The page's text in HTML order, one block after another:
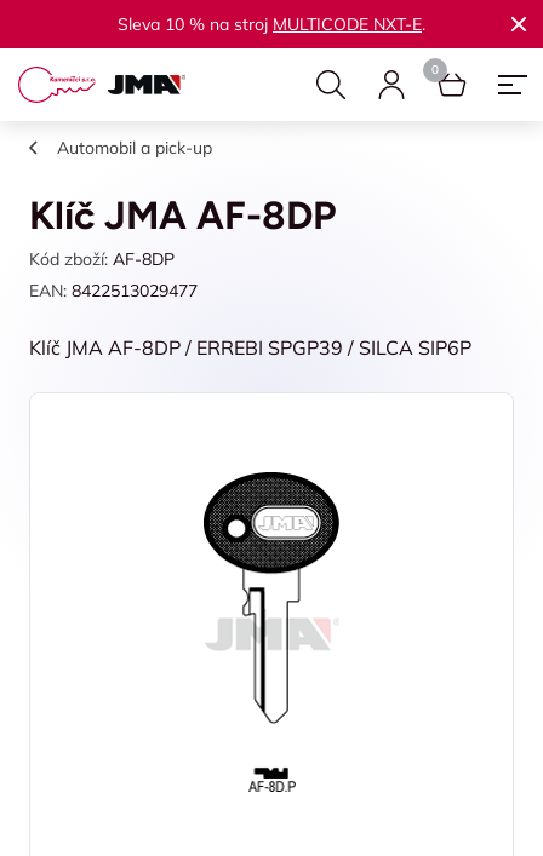
Sleva 10 % na stroj MULTICODE NXT-E.
Automobil a pick-up
Klíč JMA AF-8DP
Kód zboží: AF-8DP
EAN: 8422513029477
Klíč JMA AF-8DP / ERREBI SPGP39 / SILCA SIP6P